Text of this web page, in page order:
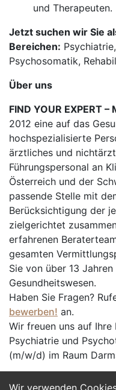
Wir verwenden
und Therapeuten.
Jetzt suchen wir Sie
Bereichen:
Psychosomatik,
Über uns
FIND YOUR EXPERT –
2012 eine auf das
hochspezialisierte
ärztliches und
Führungspersonal an
Österreich und der
passende Stelle mit
Berücksichtigung der
zielgerichtet
erfahrenen
gesamten
Sie von über 13
Gesundheitswesen.
Haben Sie Fragen?
bewerben! an.
Wir freuen uns auf
Psychiatrie und
(m/w/d) im Raum